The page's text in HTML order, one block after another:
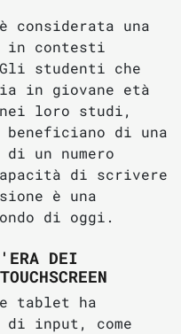
una
in contesti
studenti che
in giovane età
nei loro studi,
di una
un numero
di scrivere
è una
di oggi.
DEI
e tablet ha
input, come